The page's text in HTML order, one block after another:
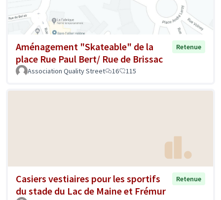
Aménagement "Skateable" de la
place Rue Paul Bert/ Rue de Brissac
Retenue
Association Quality Street 16 115
Casiers vestiaires pour les sportifs
du stade du Lac de Maine et Frémur
Retenue